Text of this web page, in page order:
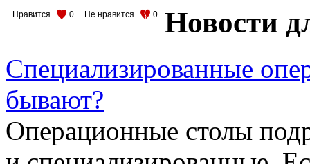
Нравится 0 Не нравится 0 Новости
Специализированные
бывают?
Операционные столы